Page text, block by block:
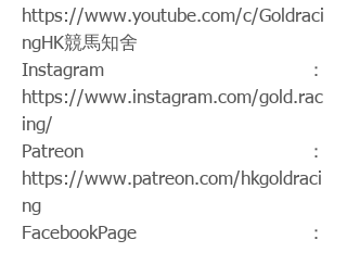
https://www.youtube.com/c/Goldraci
ngHK競馬知舍
Instagram：
https://www.instagram.com/gold.rac
ing/
Patreon：
https://www.patreon.com/hkgoldraci
ng
FacebookPage：